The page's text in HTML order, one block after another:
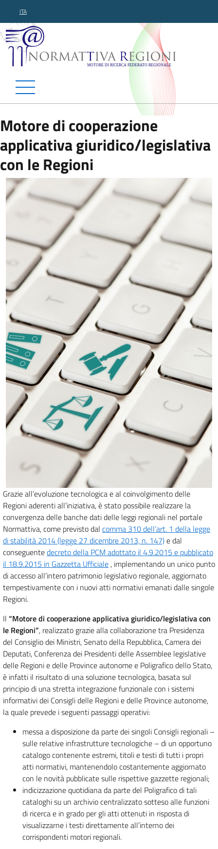
ITA
Normattiva Regioni -
Motore di cooperazione
applicativa giuridico/legislativa
con le Regioni
Grazie all’evoluzione tecnologica e al coinvolgimento delle
Regioni aderenti all’iniziativa, è stato possibile realizzare la
convergenza delle banche dati delle leggi regionali nel portale
Normattiva, come previsto dal comma 310 dell’art. 1 della legge
di stabilità 2014 (legge 27 dicembre 2013, n. 147)e dal
conseguentedecreto della PCM adottato il 4.9.2015 e pubblicato
il 18.9.2015 in Gazzetta Ufficiale , implementando un unico punto
di accesso all’intero patrimonio legislativo regionale, aggiornato
tempestivamente con i nuovi atti normativi emanati dalle singole
Regioni.
Il “Motore di cooperazione applicativa giuridico/legislativa con
le Regioni”, realizzato grazie alla collaborazione tra Presidenza
del Consiglio dei Ministri, Senato della Repubblica, Camera dei
Deputati, Conferenza dei Presidenti delle Assemblee legislative
delle Regioni e delle Province autonome e Poligrafico dello Stato,
è infatti il risultato di una soluzione tecnologica, basata sul
principio di una stretta integrazione funzionale con i sistemi
informativi dei Consigli delle Regioni e delle Province autonome,
la quale prevede i seguenti passaggi operativi:
messa a disposizione da parte dei singoli Consigli regionali –
sulle relative infrastrutture tecnologiche – di un opportuno
catalogo contenente estremi, titoli e testi di tutti i propri
atti normativi, mantenendolo costantemente aggiornato
con le novità pubblicate sulle rispettive gazzette regionali;
indicizzazione quotidiana da parte del Poligrafico di tali
cataloghi su un archivio centralizzato sotteso alle funzioni
di ricerca e in grado per gli atti ottenuti in risposta di
visualizzarne i testi direttamente all’interno dei
corrispondenti motori regionali.